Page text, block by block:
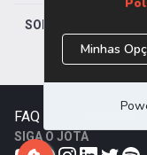
SOBRE O JOTA
FAQ
SIGA O JOTA